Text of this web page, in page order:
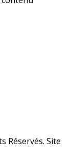
Réservés. Site